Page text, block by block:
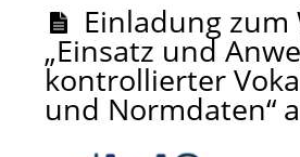
Einladung zum
„Einsatz und
kontrollierter
und Normdaten“